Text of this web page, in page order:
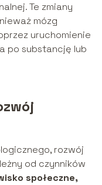
Te zmiany
mózg
uruchomienie
po substancję lub
rozwój
od czynników
społeczne,